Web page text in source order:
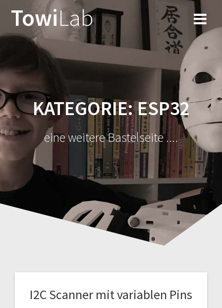
Inhalt
TowiLab
KATEGORIE:ESP32
eine weitere Bastelseite ....
I2C Scanner mit variablen Pins